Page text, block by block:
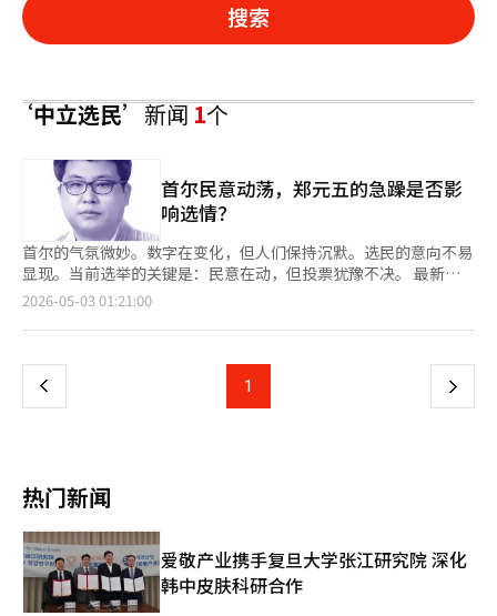
搜索
‘中立选民’新闻1个
首尔民意动荡，郑元五的急躁是否影
响选情？
首尔的气氛微妙。数字在变化，但人们保持沉默。选民的意向不易
显现。当前选举的关键是：民意在动，但投票犹豫不决。 最新民
调显示，郑元五领先，吴世勋紧随其后。然而，仅凭数字判断选情
变化可能成为逆转的起点。 郑元五的民调宣传争议不容忽视。缺
稳定，而非速度。这次事件给人留下了急躁的印象，管理失误的评
政治的讽刺在于，胜利者不是表现最好的人，而是能在对手动摇时
坚持的人。 然而，真正的变数是中立选民。市民中普遍存在对政
治的不信任、对两党的疲惫，以及投票意愿的减弱。一位市民自
称“中立选民”，但对特定政治行为提出尖锐批评。尽管投票日未
到，但投票意愿不明。这是首尔民意的缩影。 中立选民可能成为
选举的最大变数。他们不易动摇，但一旦行动，影响巨大。如果他
们不动，投票率下降，组织力强的一方将占优。这是民主的悖论。
2026-05-03 01:21:00
上
页
1 下
热门新闻
爱敬产业携手复旦大学张江研究院 深化
韩中皮肤科研合作